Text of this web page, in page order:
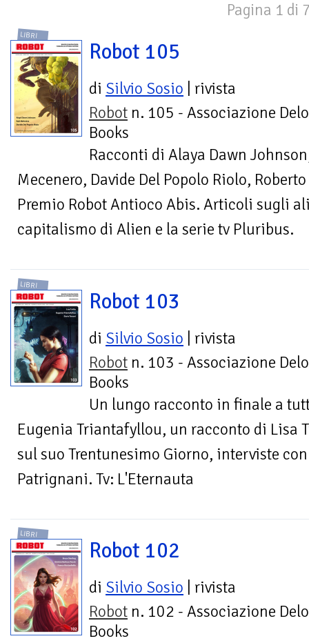
Pagina 1 di
LIBRI
Robot 105
di Silvio Sosio | rivista
Robot n. 105 - Associazione
Books
Racconti di Alaya Dawn
Mecenero, Davide Del Popolo Riolo,
Premio Robot Antioco Abis. Articoli sugli
capitalismo di Alien e la serie tv Pluribus.
LIBRI
Robot 103
di Silvio Sosio | rivista
Robot n. 103 - Associazione
Books
Un lungo racconto in finale a
Eugenia Triantafyllou, un racconto di Lisa
sul suo Trentunesimo Giorno, interviste
Patrignani. Tv: L'Eternauta
LIBRI
Robot 102
di Silvio Sosio | rivista
Robot n. 102 - Associazione
Books